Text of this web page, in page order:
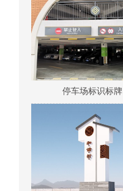
停车场标识标牌